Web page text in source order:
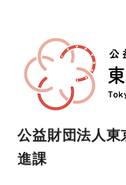
公益財団法人
進課